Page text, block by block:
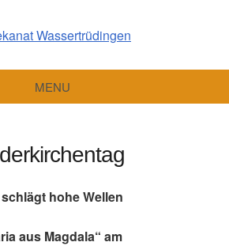
MENU
hohe Wellen
aus Magdala“ am